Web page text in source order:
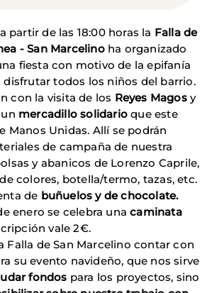
partir de las 18:00 horas la Falla de
- San Marcelinoha organizado
fiesta con motivo de la epifanía
disfrutar todos los niños del barrio.
con la visita de los Reyes Magosy
mercadillo solidarioque este
Manos Unidas. Allí se podrán
de campaña de nuestra
y abanicos de Lorenzo Caprile,
colores, botella/termo, tazas, etc.
de buñuelos y de chocolate.
enero se celebra unacaminata
vale 2€.
Falla de San Marcelino contar con
su evento navideño, que nos sirve
fondos para los proyectos, sino